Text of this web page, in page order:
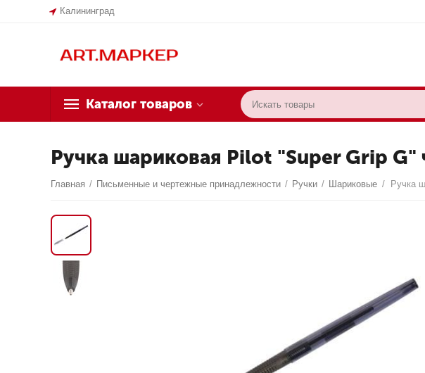
Калининград
Каталог товаров
Ручка шариковая Pilot "Super Grip G"
Главная / Письменные и чертежные принадлежности / Ручки / Шариковые /